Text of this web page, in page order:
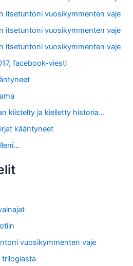
itsetuntoni vuosikymmenten vaje
itsetuntoni vuosikymmenten vaje
itsetuntoni vuosikymmenten vaje
facebook-viesti
kiistelty ja kielletty historia…
kääntyneet
vuosikymmenten vaje